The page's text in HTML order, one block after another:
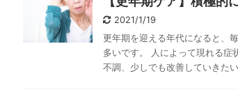
2021/1/19
更年期を迎える年代になると、
多いです。 人によって現れる症
不調、少しでも改善していきた